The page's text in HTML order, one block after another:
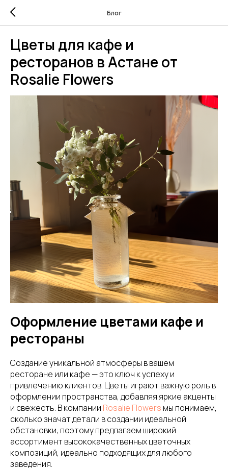
Блог
Цветы для кафе и
ресторанов в Астане от
Rosalie Flowers
Оформление цветами кафе и
рестораны
Создание уникальной атмосферы в вашем
ресторане или кафе — это ключ к успеху и
привлечению клиентов. Цветы играют важную роль в
оформлении пространства, добавляя яркие акценты
и свежесть. В компании Rosalie Flowers мы понимаем,
сколько значат детали в создании идеальной
обстановки, поэтому предлагаем широкий
ассортимент высококачественных цветочных
композиций, идеально подходящих для любого
заведения.